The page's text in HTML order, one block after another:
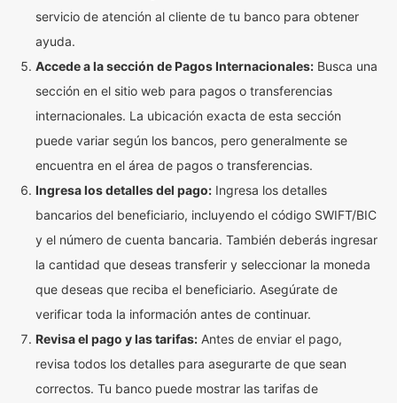
servicio de atención al cliente de tu banco para obtener
ayuda.
Accede a la sección de Pagos Internacionales: Busca una
sección en el sitio web para pagos o transferencias
internacionales. La ubicación exacta de esta sección
puede variar según los bancos, pero generalmente se
encuentra en el área de pagos o transferencias.
Ingresa los detalles del pago: Ingresa los detalles
bancarios del beneficiario, incluyendo el código SWIFT/BIC
y el número de cuenta bancaria. También deberás ingresar
la cantidad que deseas transferir y seleccionar la moneda
que deseas que reciba el beneficiario. Asegúrate de
verificar toda la información antes de continuar.
Revisa el pago y las tarifas: Antes de enviar el pago,
revisa todos los detalles para asegurarte de que sean
correctos. Tu banco puede mostrar las tarifas de